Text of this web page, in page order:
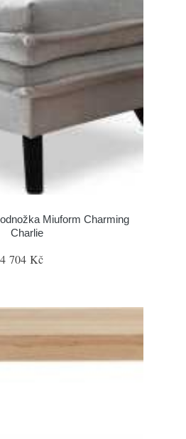
Miuform Charming
Charlie
4 704 Kč